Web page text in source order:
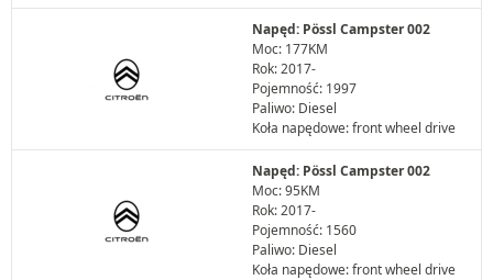
Napęd: Pössl Campster 002
Moc: 177KM
Rok: 2017-
Pojemność: 1997
Paliwo: Diesel
Koła napędowe: front wheel drive
Napęd: Pössl Campster 002
Moc: 95KM
Rok: 2017-
Pojemność: 1560
Paliwo: Diesel
Koła napędowe: front wheel drive